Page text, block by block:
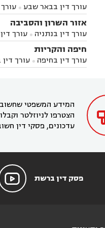
עורך דין בבאר שבע 
באשקלון
עורך דין בבאר
עורך דין בניר הבנים
זיקים
עורך דין בנתיבות
אזור השרון והסביבה
עורך דין בנתניה  עורך
עורך דין בחדרה עורך
השרון
עורך דין באבן יהודה
עורך דין בחריש  עורך
חיפה והקריות
עורך דין בחיפה  עורך
בקרית מוצקין
עורך דין
המידע המשפטי
הצטרפו לניוזלטר
עדכונים, פסקי דין
פסק דין ברשת 